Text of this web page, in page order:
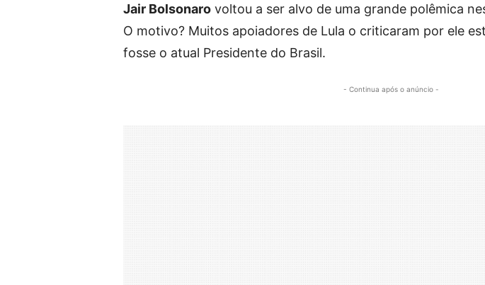
Jair Bolsonaro voltou a ser alvo de uma grande polêmica
O motivo? Muitos apoiadores de Lula o criticaram por ele
fosse o atual Presidente do Brasil.
- Continua após o anúncio -